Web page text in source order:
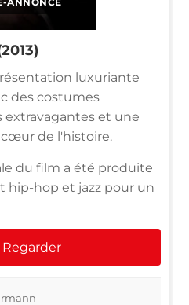
luxuriante
des costumes
et une
de l'histoire.
du film a été produite
hip-hop et jazz pour un
Regarder